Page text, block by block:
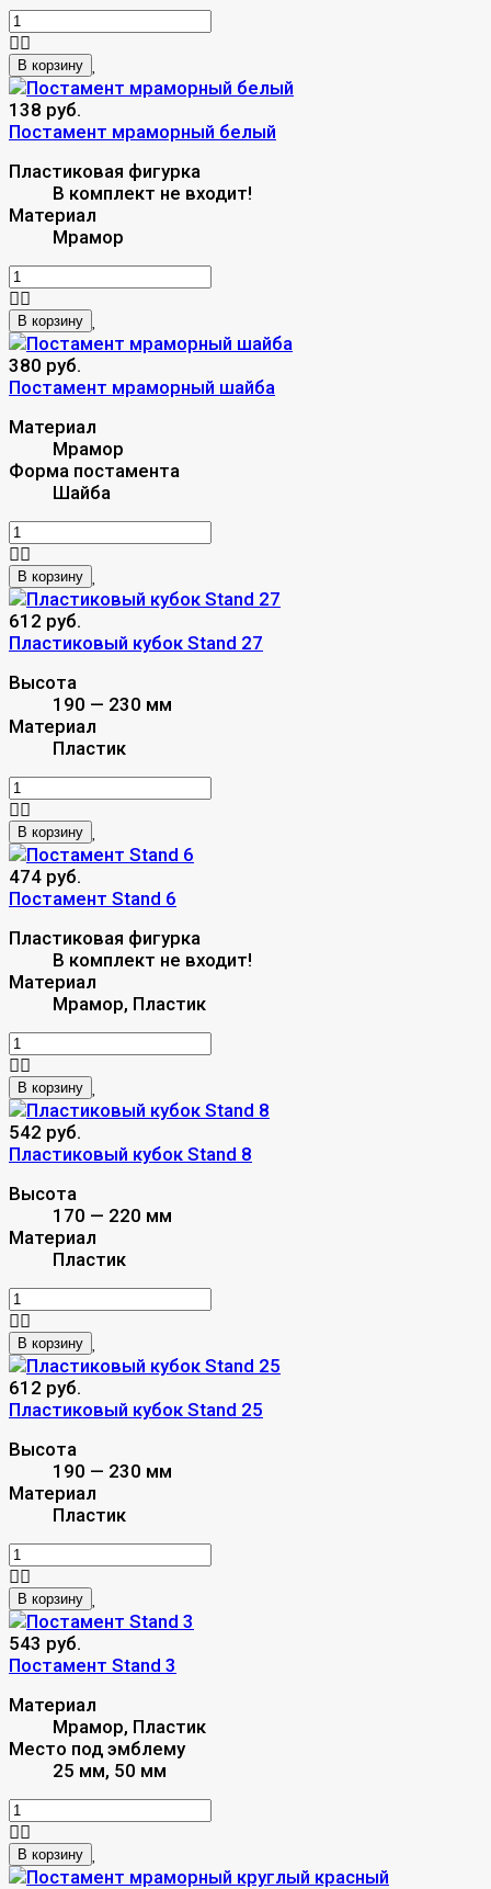
В корзину
138 руб.
Постамент мраморный белый
Пластиковая фигурка
В комплект не входит!
Материал
Мрамор
В корзину
380 руб.
Постамент мраморный шайба
Материал
Мрамор
Форма постамента
Шайба
В корзину
612 руб.
Пластиковый кубок Stand 27
Высота
190 — 230 мм
Материал
Пластик
В корзину
474 руб.
Постамент Stand 6
Пластиковая фигурка
В комплект не входит!
Материал
Мрамор, Пластик
В корзину
542 руб.
Пластиковый кубок Stand 8
Высота
170 — 220 мм
Материал
Пластик
В корзину
612 руб.
Пластиковый кубок Stand 25
Высота
190 — 230 мм
Материал
Пластик
В корзину
543 руб.
Постамент Stand 3
Материал
Мрамор, Пластик
Место под эмблему
25 мм, 50 мм
В корзину